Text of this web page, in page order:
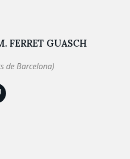
FERRET GUASCH
de Barcelona)